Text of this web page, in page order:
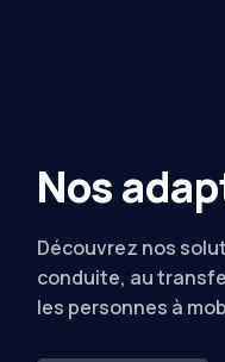
Nos
Découvrez nos
conduite, au
les personnes à